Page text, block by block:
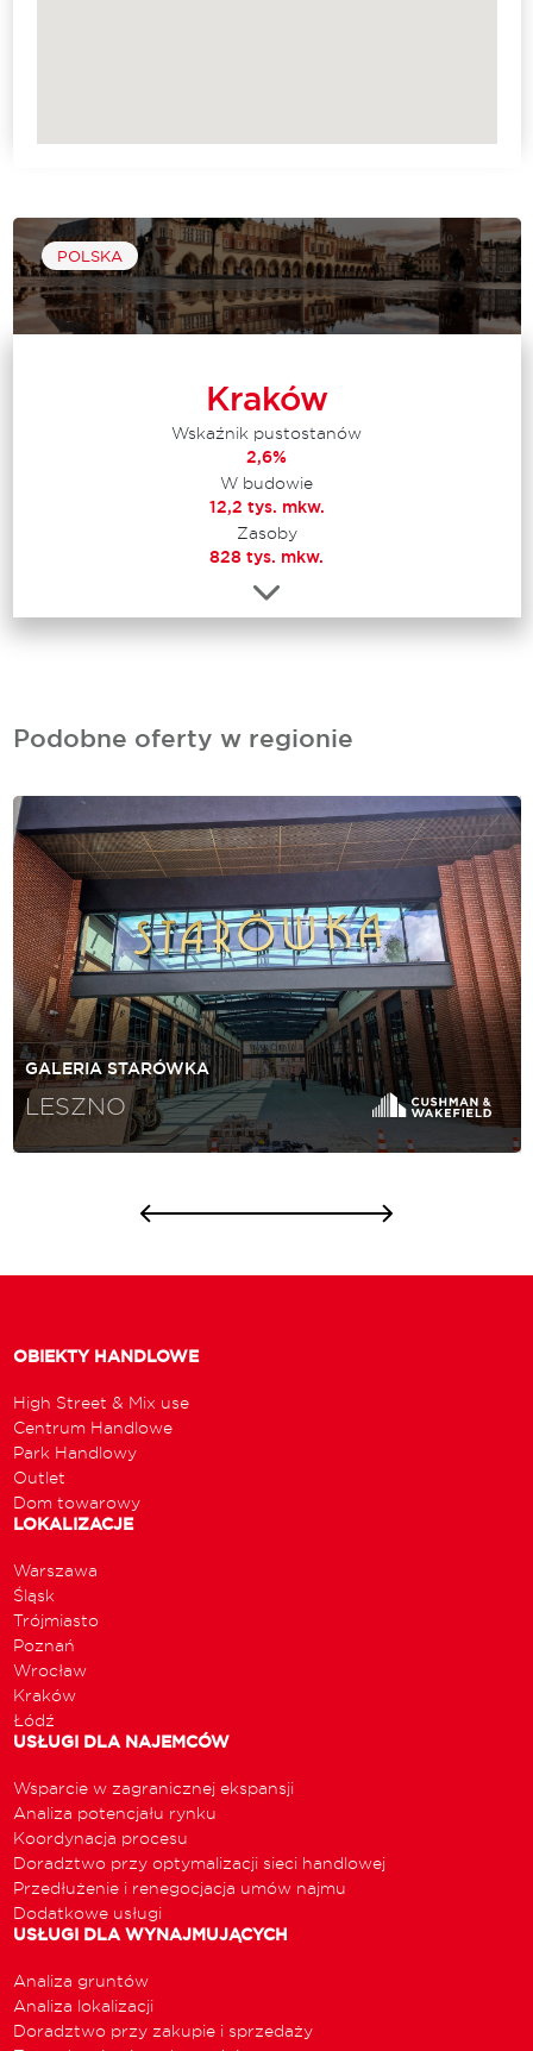
POLSKA
Kraków
Wskaźnik pustostanów
2,6%
W budowie
12,2 tys. mkw.
Zasoby
828 tys. mkw.
Podobne oferty w regionie
GALERIA STARÓWKA
LESZNO
OBIEKTY HANDLOWE
High Street & Mix use
Centrum Handlowe
Park Handlowy
Outlet
Dom towarowy
LOKALIZACJE
Warszawa
Śląsk
Trójmiasto
Poznań
Wrocław
Kraków
Łódź
USŁUGI DLA NAJEMCÓW
Wsparcie w zagranicznej ekspansji
Analiza potencjału rynku
Koordynacja procesu
Doradztwo przy optymalizacji sieci handlowej
Przedłużenie i renegocjacja umów najmu
Dodatkowe usługi
USŁUGI DLA WYNAJMUJĄCYCH
Analiza gruntów
Analiza lokalizacji
Doradztwo przy zakupie i sprzedaży